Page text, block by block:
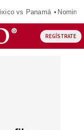
vs Panamá
REGÍSTRATE